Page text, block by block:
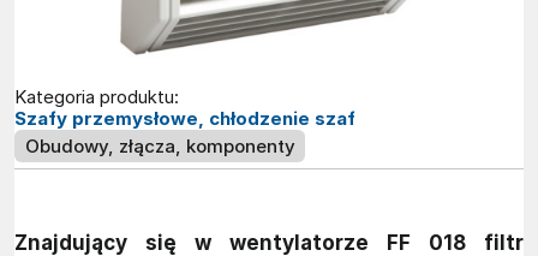
Kategoria produktu:
Szafy przemysłowe, chłodzenie szaf
Obudowy, złącza, komponenty
Znajdujący się w wentylatorze FF 018 filtr